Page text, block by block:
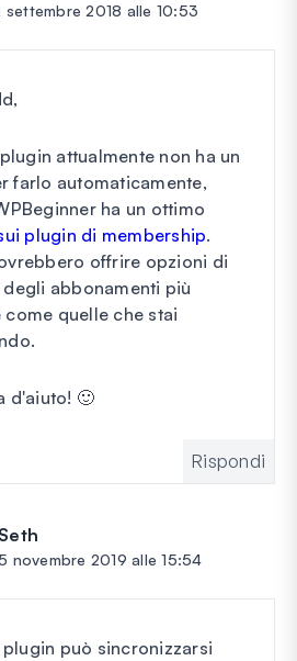
settembre 2018 alle 10:53
attualmente non ha un
farlo automaticamente,
ha un ottimo
plugin di membership.
offrire opzioni di
abbonamenti più
come quelle che stai
d'aiuto! 🙂
Rispondi
Seth
novembre 2019 alle 15:54
può sincronizzarsi